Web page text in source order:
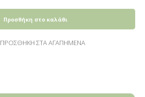
Προσθήκη στο καλάθι
ΠΡΟΣΘΉΚΗ ΣΤΑ ΑΓΑΠΗΜΈΝΑ